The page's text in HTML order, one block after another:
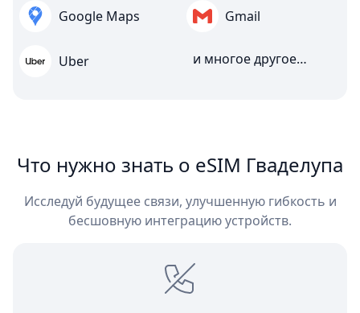
Google Maps Gmail
Uber и многое другое…
Что нужно знать о eSIM Гваделупа
Исследуй будущее связи, улучшенную гибкость и
бесшовную интеграцию устройств.